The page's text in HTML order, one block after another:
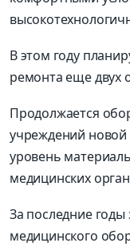
В этом году
ремонта еще двух
Продолжается
учреждений новой
уровень
медицинских
За последние годы
медицинского